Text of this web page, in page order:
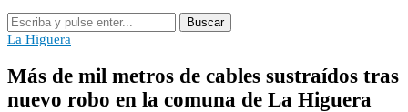
Buscar
La Higuera
Más de mil metros de cables sustraídos tras
nuevo robo en la comuna de La Higuera